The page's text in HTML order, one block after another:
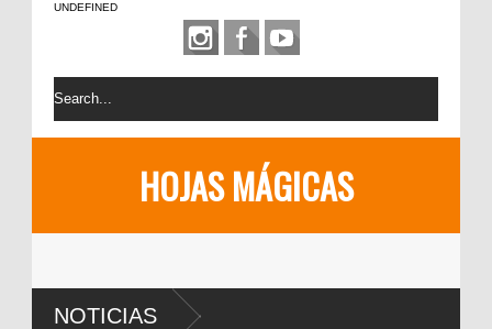
UNDEFINED
HOJAS MÁGICAS
NOTICIAS